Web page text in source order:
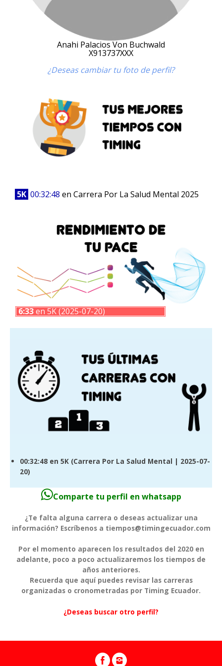
Anahi Palacios Von Buchwald
X913737XXX
¿Deseas cambiar tu foto de perfil?
5K 00:32:48 en Carrera Por La Salud Mental 2025
6:33en 5K (2025-07-20)
00:32:48 en 5K (Carrera Por La Salud Mental | 2025-07-
20)
Comparte tu perfil en whatsapp
¿Te falta alguna carrera o deseas actualizar una
información? Escríbenos a tiempos@timingecuador.com
Por el momento aparecen los resultados del 2020 en
adelante, poco a poco actualizaremos los tiempos de
años anteriores.
Recuerda que aquí puedes revisar las carreras
organizadas o cronometradas por Timing Ecuador.
¿Deseas buscar otro perfil?